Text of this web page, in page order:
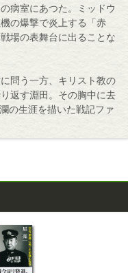
病室にあつた。ミッドウ
の爆撃で炎上する「赤
場の表舞台に出ることな
問う一方、キリスト教の
返す淵田。その胸中に去
の生涯を描いた戦記ファ